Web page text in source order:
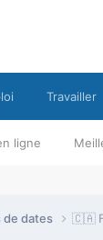
ligne
Travailler
de dates 🇨🇦